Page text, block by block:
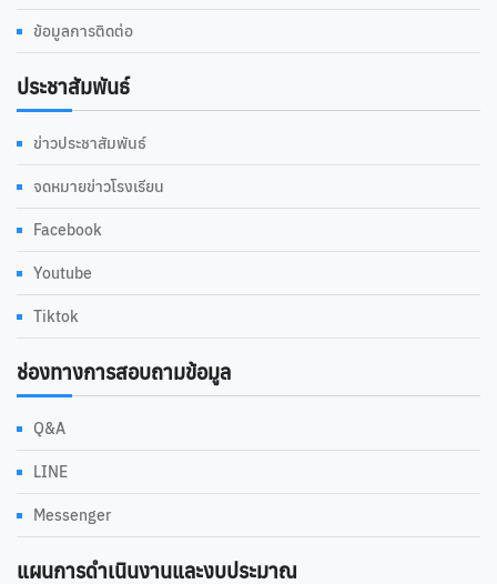
ข้อมูลการติดต่อ
ประชาสัมพันธ์
ข่าวประชาสัมพันธ์
จดหมายข่าวโรงเรียน
Facebook
Youtube
Tiktok
ช่องทางการสอบถามข้อมูล
Q&A
LINE
Messenger
แผนการดำเนินงานและงบประมาณ